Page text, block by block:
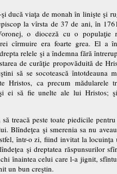
şi ducă viaţa de monah în linişte şi
la vîrsta de 37 de ani, în
o dioceză cu o populaţie
cîrmuire era foarte grea. El a
relele şi a îndemna fără
de curăţie propovăduită de
să se socotească întotdeauna
Hristos, ca precum mădularele
ei să fie unelte ale lui Hristos;
treacă peste toate piedicile
Blîndeţea şi smerenia sa nu
într-o zi, fiind invitat la
şi dreptatea răspunsurilor
înaintea celui care l-a jignit,
un bun creştin.